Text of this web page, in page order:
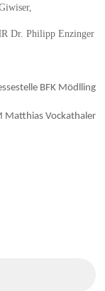
Dr. Philipp Enzinger
BFK Mödlling
Matthias Vockathaler